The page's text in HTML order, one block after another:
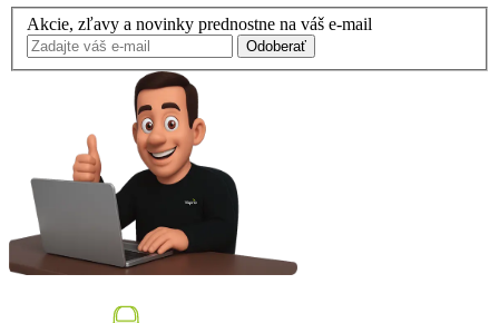
Akcie, zľavy a novinky prednostne na váš e-mail
Odoberať